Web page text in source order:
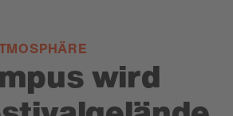
wird